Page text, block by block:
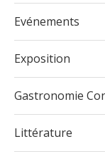
Evénements
Exposition
Gastronomie
Littérature